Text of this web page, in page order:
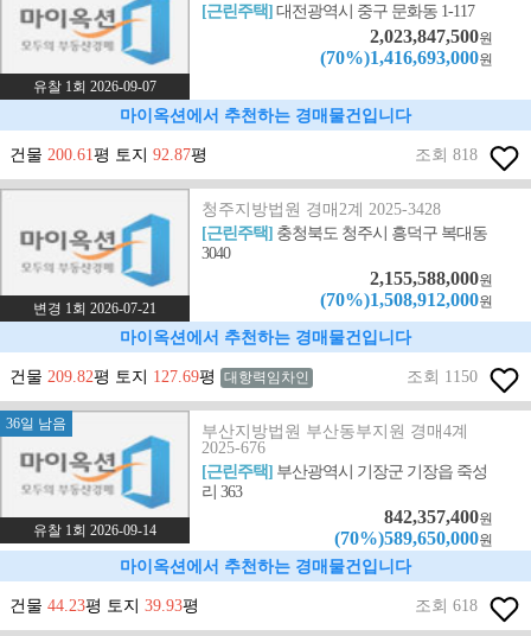
유찰 1회 2026-09-07
[근린주택]대전광역시 중구 문화동 1-117
2,023,847,500원
(70%)1,416,693,000원
마이옥션에서 추천하는 경매물건입니다
건물 200.61평 토지 92.87평 조회 818
변경 1회 2026-07-21
청주지방법원 경매2계 2025-3428
[근린주택] 충청북도 청주시 흥덕구 복대동
3040
2,155,588,000원
(70%)1,508,912,000원
마이옥션에서 추천하는 경매물건입니다
건물 209.82평 토지 127.69평 대항력임차인 조회 1150
36일 남음
유찰 1회 2026-09-14
부산지방법원 부산동부지원 경매4계
2025-676
[근린주택] 부산광역시 기장군 기장읍 죽성
리 363
842,357,400원
(70%)589,650,000원
마이옥션에서 추천하는 경매물건입니다
건물 44.23평 토지 39.93평 조회 618